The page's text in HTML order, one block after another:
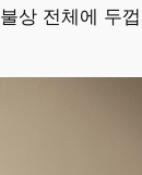
상 전체에 두